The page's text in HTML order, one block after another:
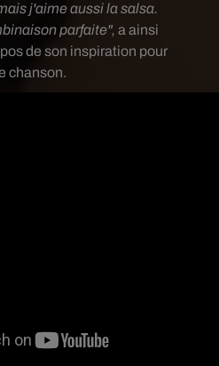
j'aime aussi la salsa.
parfaite", a ainsi
de son inspiration pour
chanson.